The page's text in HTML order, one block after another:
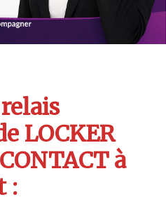
LOCKER
à
: